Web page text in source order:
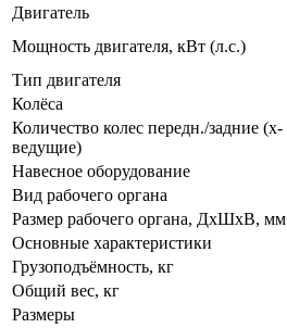
Двигатель
Мощность двигателя, кВт (л.с.)
Тип двигателя
Колёса
Количество колес передн./задние (x-
ведущие)
Навесное оборудование
Вид рабочего органа
Размер рабочего органа, ДхШхВ, мм
Основные характеристики
Грузоподъёмность, кг
Общий вес, кг
Размеры